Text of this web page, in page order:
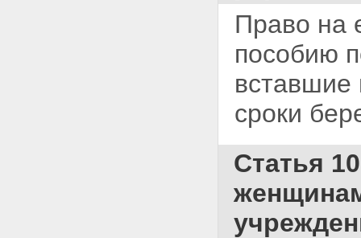
Право на
пособию
вставшие
сроки
Статья